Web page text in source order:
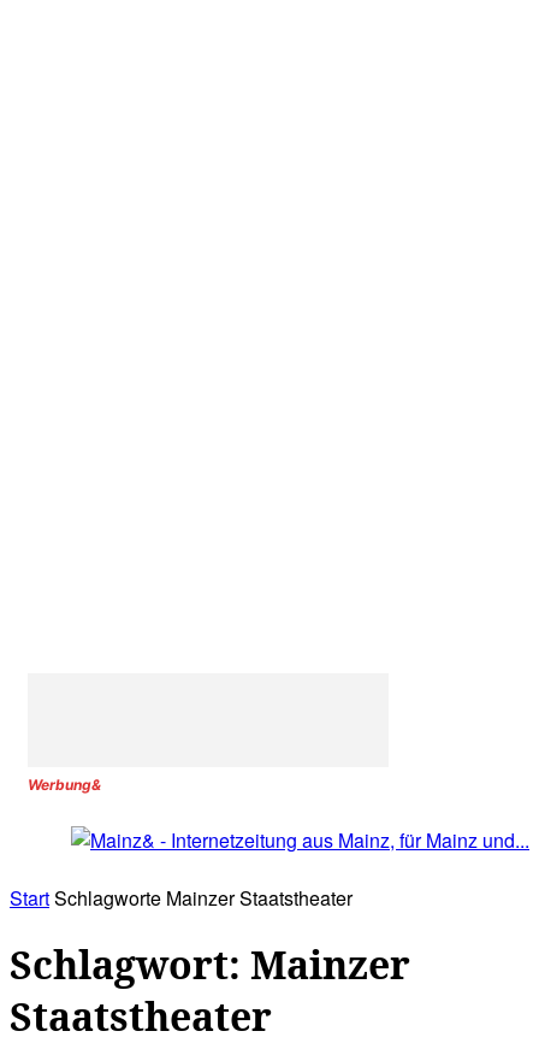
Werbung&
StartSchlagworte Mainzer Staatstheater
Schlagwort: Mainzer
Staatstheater